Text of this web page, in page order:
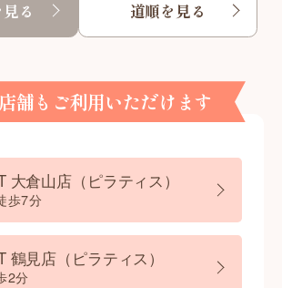
る 道順を見る
舗もご利用いただけます
大倉山店（ピラティス）
歩7分
鶴見店（ピラティス）
2分